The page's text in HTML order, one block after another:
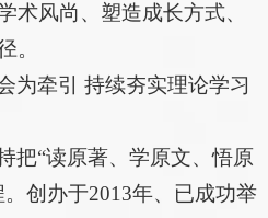
术风尚、塑造成长方式、
。
为牵引 持续夯实理论学习
把“读原著、学原文、悟原
创办于2013年、已成功举